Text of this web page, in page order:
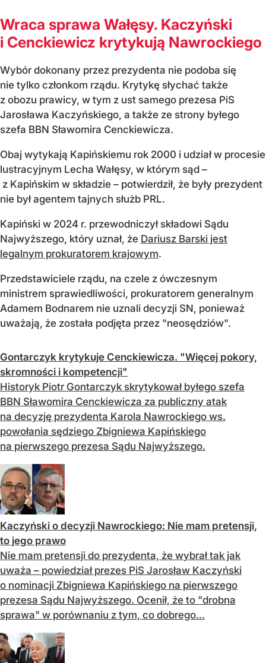
Wraca sprawa Wałęsy. Kaczyński
i Cenckiewicz krytykują Nawrockiego
Wybór dokonany przez prezydenta nie podoba się
nie tylko członkom rządu. Krytykę słychać także
z obozu prawicy, w tym z ust samego prezesa PiS
Jarosława Kaczyńskiego, a także ze strony byłego
szefa BBN Sławomira Cenckiewicza.
Obaj wytykają Kapińskiemu rok 2000 i udział w procesie
lustracyjnym Lecha Wałęsy, w którym sąd –
z Kapińskim w składzie – potwierdził, że były prezydent
nie był agentem tajnych służb PRL.
Kapiński w 2024 r. przewodniczył składowi Sądu
Najwyższego, który uznał, że Dariusz Barski jest
legalnym prokuratorem krajowym.
Przedstawiciele rządu, na czele z ówczesnym
ministrem sprawiedliwości, prokuratorem generalnym
Adamem Bodnarem nie uznali decyzji SN, ponieważ
uważają, że została podjęta przez "neosędziów".
Gontarczyk krytykuje Cenckiewicza. "Więcej pokory,
skromności i kompetencji"
Historyk Piotr Gontarczyk skrytykował byłego szefa
BBN Sławomira Cenckiewicza za publiczny atak
na decyzję prezydenta Karola Nawrockiego ws.
powołania sędziego Zbigniewa Kapińskiego
na pierwszego prezesa Sądu Najwyższego.
Kaczyński o decyzji Nawrockiego: Nie mam pretensji,
to jego prawo
Nie mam pretensji do prezydenta, że wybrał tak jak
uważa – powiedział prezes PiS Jarosław Kaczyński
o nominacji Zbigniewa Kapińskiego na pierwszego
prezesa Sądu Najwyższego. Ocenił, że to "drobna
sprawa" w porównaniu z tym, co dobrego...